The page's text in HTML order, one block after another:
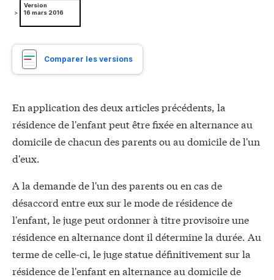
>
Version
16 mars 2016
Comparer les versions
En application des deux articles précédents, la
résidence de l'enfant peut être fixée en alternance au
domicile de chacun des parents ou au domicile de l'un
d'eux.
A la demande de l'un des parents ou en cas de
désaccord entre eux sur le mode de résidence de
l'enfant, le juge peut ordonner à titre provisoire une
résidence en alternance dont il détermine la durée. Au
terme de celle-ci, le juge statue définitivement sur la
résidence de l'enfant en alternance au domicile de